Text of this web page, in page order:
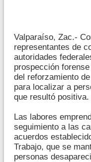
Valparaíso, Zac.-
representantes de
autoridades
prospección
del reforzamiento
para localizar a
que resultó positiva.
Las labores
seguimiento a las
acuerdos
Trabajo, que se
personas